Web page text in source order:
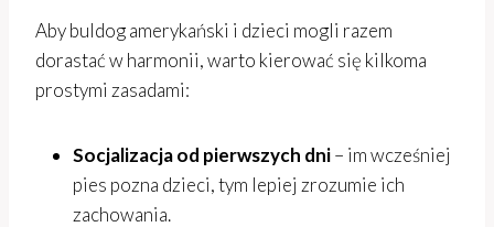
Aby buldog amerykański i dzieci mogli razem
dorastać w harmonii, warto kierować się kilkoma
prostymi zasadami:
Socjalizacja od pierwszych dni– im wcześniej
pies pozna dzieci, tym lepiej zrozumie ich
zachowania.